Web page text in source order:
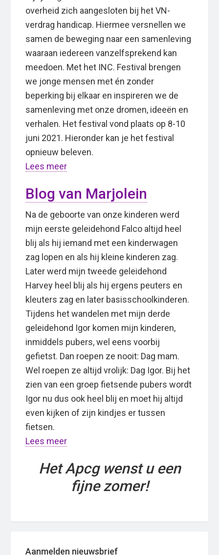
overheid zich aangesloten bij het VN-
verdrag handicap. Hiermee versnellen we
samen de beweging naar een samenleving
waaraan iedereen vanzelfsprekend kan
meedoen. Met het INC. Festival brengen
we jonge mensen met én zonder
beperking bij elkaar en inspireren we de
samenleving met onze dromen, ideeën en
verhalen. Het festival vond plaats op 8-10
juni 2021. Hieronder kan je het festival
opnieuw beleven.
Lees meer
Blog van Marjolein
Na de geboorte van onze kinderen werd
mijn eerste geleidehond Falco altijd heel
blij als hij iemand met een kinderwagen
zag lopen en als hij kleine kinderen zag.
Later werd mijn tweede geleidehond
Harvey heel blij als hij ergens peuters en
kleuters zag en later basisschoolkinderen.
Tijdens het wandelen met mijn derde
geleidehond Igor komen mijn kinderen,
inmiddels pubers, wel eens voorbij
gefietst. Dan roepen ze nooit: Dag mam.
Wel roepen ze altijd vrolijk: Dag Igor. Bij het
zien van een groep fietsende pubers wordt
Igor nu dus ook heel blij en moet hij altijd
even kijken of zijn kindjes er tussen
fietsen.
Lees meer
Het Apcg wenst u een
fijne zomer!
Aanmelden nieuwsbrief